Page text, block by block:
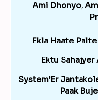
Ami Dhonyo,
Ekla Haate
Ektu Sahajyer
System’Er
Paak